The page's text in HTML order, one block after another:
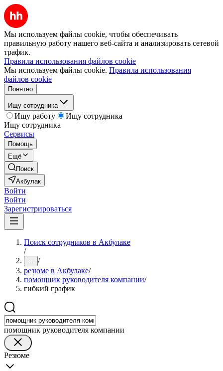
Мы используем файлы cookie, чтобы обеспечивать
правильную работу нашего веб-сайта и анализировать сетевой
трафик.
Правила использования файлов cookie
Мы используем файлы cookie. Правила использования
файлов cookie
Понятно
Ищу сотрудника
Ищу работу
Ищу сотрудника
Ищу сотрудника
Сервисы
Помощь
Ещё
Поиск
Акбулак
Войти
Войти
Зарегистрироваться
Поиск сотрудников в Акбулаке
/
... /
резюме в Акбулаке/
помощник руководителя компании/
гибкий график
помощник руководителя компании
Резюме